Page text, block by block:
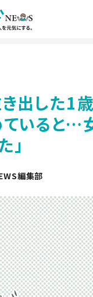
出した1
いると…
」
編集部